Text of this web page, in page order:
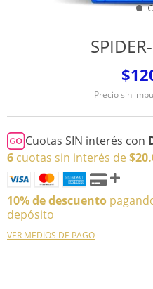
Precio sin
Cuotas SIN interés con
6 cuotas sin interés de
10% de descuento
depósito
VER MEDIOS DE PAGO